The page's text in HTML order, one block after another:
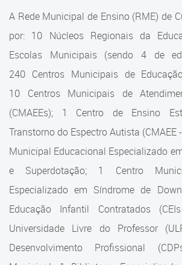
úteis
Portal da Prefeitura de Curitiba
Cadastramento Escolar
Cadastro Online
Portal ICS Instituto Curitiba de
Portal Aprendere
Portal do Servidor
Contato
Estrutura da Secretaria
Estrutura da Secretaria
Superintendência Executiva
Departamento de Logística
Departamento de Logística
Gerência de Almoxarifado
Gerência de Aquisição e
A Rede Municipal de Ensino (RME) de
por: 10 Núcleos Regionais da
Escolas Municipais (sendo 4 de
240 Centros Municipais de
10 Centros Municipais de
(CMAEEs); 1 Centro de Ensino
Transtorno do Espectro Autista (CMAEE
Municipal Educacional Especializado
e Superdotação; 1 Centro
Especializado em Síndrome de
Educação Infantil Contratados
Universidade Livre do Professor
Desenvolvimento Profissional